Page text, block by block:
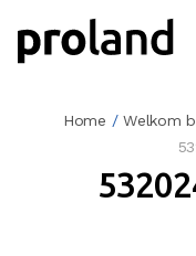
Home /Welkom